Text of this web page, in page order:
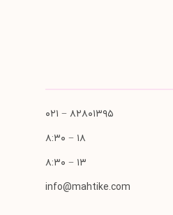
۸۲۸۰۱۳۹۵ − ۰۲۱
۱۸ − ۸:۳۰
۱۳ − ۸:۳۰
info@mahtike.com